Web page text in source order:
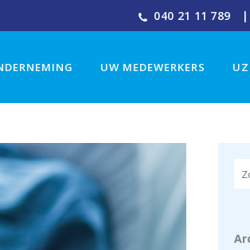
040 21 11 789
UW MEDEWERKERS